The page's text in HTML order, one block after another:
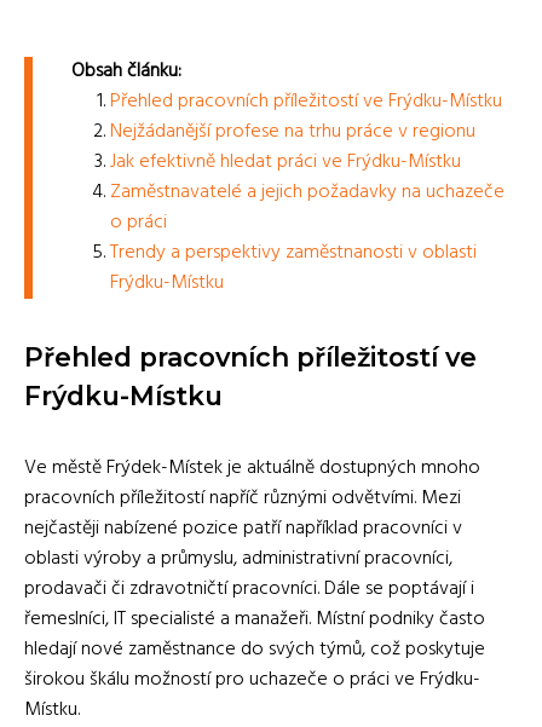
Obsah článku:
Přehled pracovních příležitostí ve Frýdku-Místku
Nejžádanější profese na trhu práce v regionu
Jak efektivně hledat práci ve Frýdku-Místku
Zaměstnavatelé a jejich požadavky na uchazeče
o práci
Trendy a perspektivy zaměstnanosti v oblasti
Frýdku-Místku
Přehled pracovních příležitostí ve
Frýdku-Místku
Ve městě Frýdek-Místek je aktuálně dostupných mnoho
pracovních příležitostí napříč různými odvětvími. Mezi
nejčastěji nabízené pozice patří například pracovníci v
oblasti výroby a průmyslu, administrativní pracovníci,
prodavači či zdravotničtí pracovníci. Dále se poptávají i
řemeslníci, IT specialisté a manažeři. Místní podniky často
hledají nové zaměstnance do svých týmů, což poskytuje
širokou škálu možností pro uchazeče o práci ve Frýdku-
Místku.